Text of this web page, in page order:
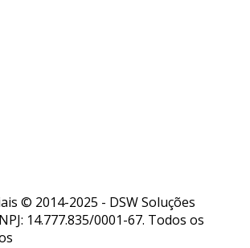
© 2014-2025 - DSW Soluções
14.777.835/0001-67. Todos os